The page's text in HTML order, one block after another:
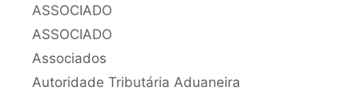
ASSOCIADO
ASSOCIADO
Associados
Autoridade Tributária Aduaneira